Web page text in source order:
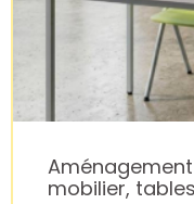
mobilier,